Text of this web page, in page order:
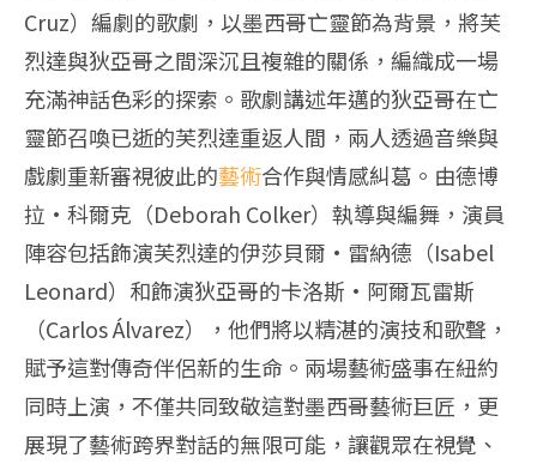
Cruz）編劇的歌劇，以墨西哥亡靈節為背景，將芙
烈達與狄亞哥之間深沉且複雜的關係，編織成一場
充滿神話色彩的探索。歌劇講述年邁的狄亞哥在亡
靈節召喚已逝的芙烈達重返人間，兩人透過音樂與
戲劇重新審視彼此的藝術合作與情感糾葛。由德博
拉·科爾克（Deborah Colker）執導與編舞，演員
陣容包括飾演芙烈達的伊莎貝爾·雷納德（Isabel
Leonard）和飾演狄亞哥的卡洛斯·阿爾瓦雷斯
（Carlos Álvarez），他們將以精湛的演技和歌聲，
賦予這對傳奇伴侶新的生命。兩場藝術盛事在紐約
同時上演，不僅共同致敬這對墨西哥藝術巨匠，更
展現了藝術跨界對話的無限可能，讓觀眾在視覺、